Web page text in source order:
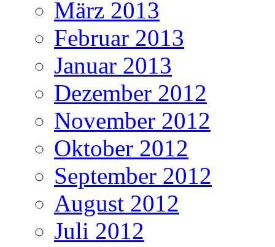
März 2013
Februar 2013
Januar 2013
Dezember 2012
November 2012
Oktober 2012
September 2012
August 2012
Juli 2012